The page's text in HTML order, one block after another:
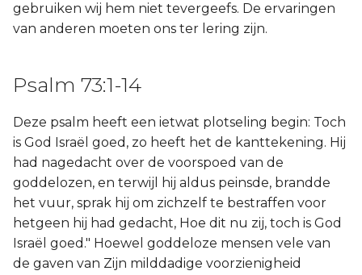
gebruiken wij hem niet tevergeefs. De ervaringen
van anderen moeten ons ter lering zijn.
Psalm 73:1-14
Deze psalm heeft een ietwat plotseling begin: Toch
is God Israël goed, zo heeft het de kanttekening. Hij
had nagedacht over de voorspoed van de
goddelozen, en terwijl hij aldus peinsde, brandde
het vuur, sprak hij om zichzelf te bestraffen voor
hetgeen hij had gedacht, Hoe dit nu zij, toch is God
Israël goed." Hoewel goddeloze mensen vele van
de gaven van Zijn milddadige voorzienigheid